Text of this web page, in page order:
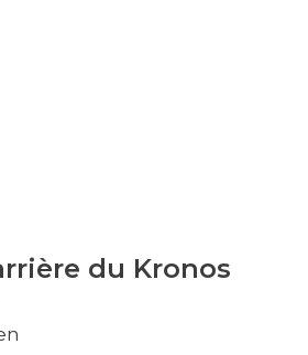
Carrière du
du Kronos